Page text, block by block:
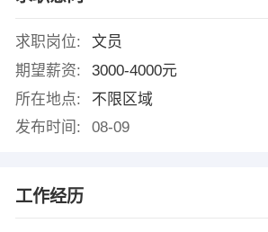
求职岗位:
文员
期望薪资:
3000-4000元
所在地点:
不限区域
发布时间:
08-09
工作经历